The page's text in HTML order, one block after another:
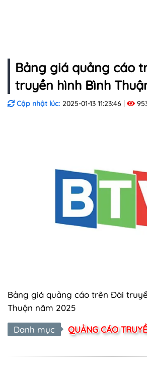
Bảng giá quảng cáo
truyền hình Bình
Cập nhật lúc: 2025-01-13 11:23:46
Bảng giá quảng cáo trên Đài
Thuận năm 2025
Danh mục QUẢNG CÁO